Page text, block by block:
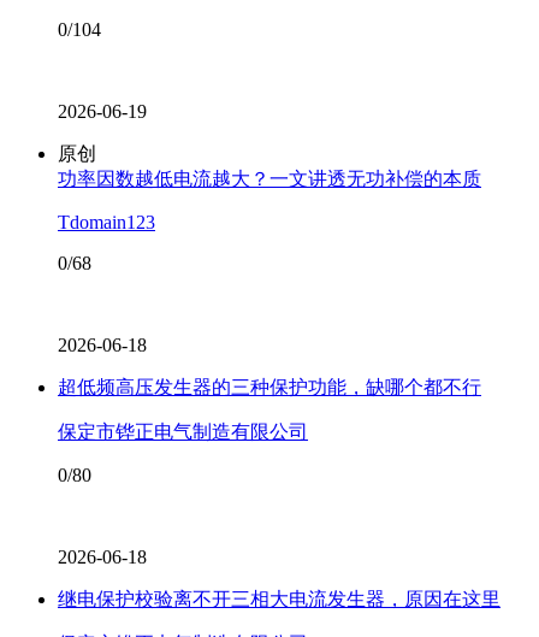
0/104
2026-06-19
原创
功率因数越低电流越大？一文讲透无功补偿的本质
Tdomain123
0/68
2026-06-18
超低频高压发生器的三种保护功能，缺哪个都不行
保定市铧正电气制造有限公司
0/80
2026-06-18
继电保护校验离不开三相大电流发生器，原因在这里